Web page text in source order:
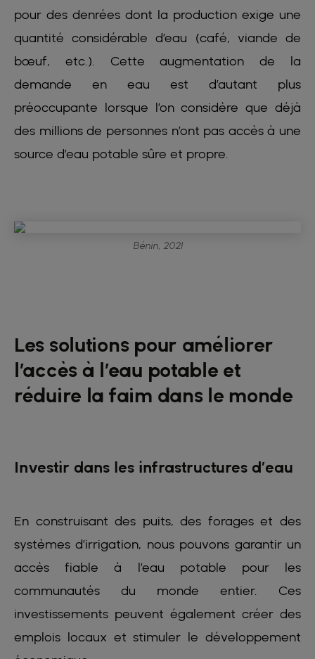
pour des denrées dont la production exige une
quantité considérable d’eau (café, viande de
bœuf, etc.). Cette augmentation de la
demande en eau est d’autant plus
préoccupante lorsque l’on considère que déjà
des millions de personnes n’ont pas accès à une
source d’eau potable sûre et propre.
Bénin, 2021
Les solutions pour améliorer
l’accès à l’eau potable et
réduire la faim dans le monde
Investir dans les infrastructures d’eau
En construisant des puits, des forages et des
systèmes d’irrigation, nous pouvons garantir un
accès fiable à l’eau potable pour les
communautés du monde entier. Ces
investissements peuvent également créer des
emplois locaux et stimuler le développement